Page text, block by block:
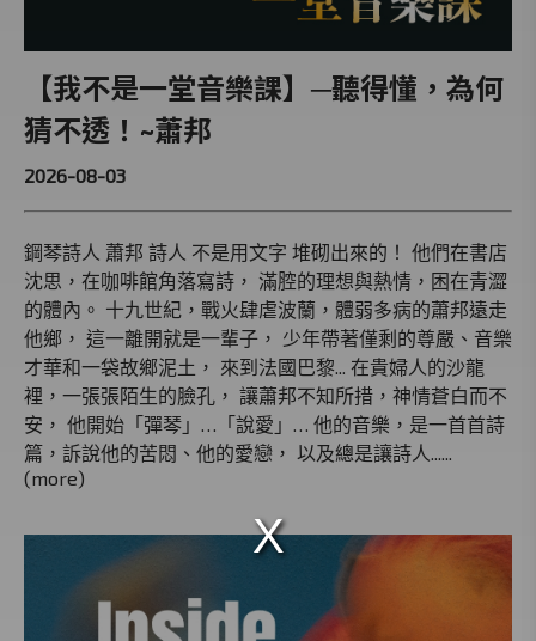
【我不是一堂音樂課】─聽得懂，為何
猜不透！~蕭邦
2026-08-03
鋼琴詩人 蕭邦 詩人 不是用文字 堆砌出來的！ 他們在書店
沈思，在咖啡館角落寫詩， 滿腔的理想與熱情，困在青澀
的體內。 十九世紀，戰火肆虐波蘭，體弱多病的蕭邦遠走
他鄉， 這一離開就是一輩子， 少年帶著僅剩的尊嚴、音樂
才華和一袋故鄉泥土， 來到法國巴黎... 在貴婦人的沙龍
裡，一張張陌生的臉孔， 讓蕭邦不知所措，神情蒼白而不
安， 他開始「彈琴」…「說愛」… 他的音樂，是一首首詩
篇，訴說他的苦悶、他的愛戀， 以及總是讓詩人......
(more)